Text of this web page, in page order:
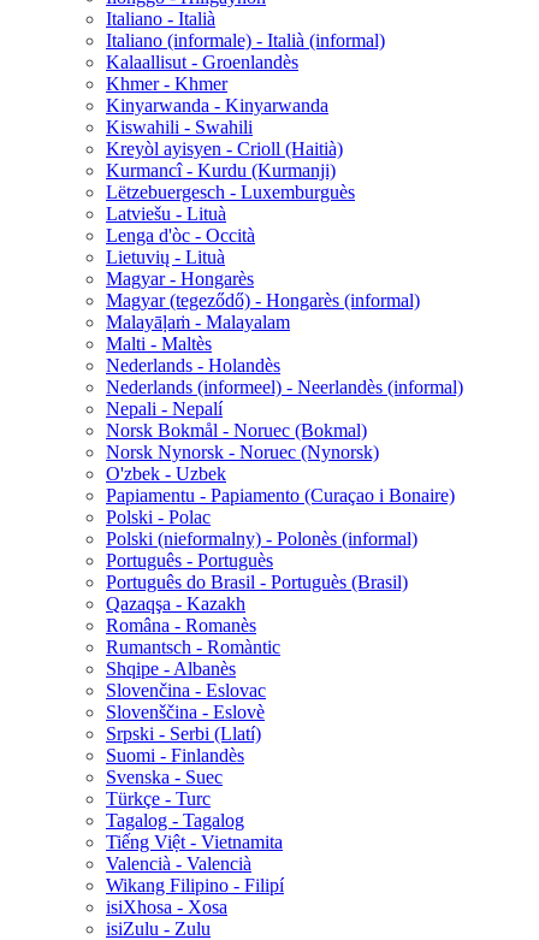
Italiano - Italià
Italiano (informale) - Italià (informal)
Kalaallisut - Groenlandès
Khmer - Khmer
Kinyarwanda - Kinyarwanda
Kiswahili - Swahili
Kreyòl ayisyen - Crioll (Haitià)
Kurmancî - Kurdu (Kurmanji)
Lëtzebuergesch - Luxemburguès
Latviešu - Lituà
Lenga d'òc - Occità
Lietuvių - Lituà
Magyar - Hongarès
Magyar (tegeződő) - Hongarès (informal)
Malayāḷaṁ - Malayalam
Malti - Maltès
Nederlands - Holandès
Nederlands (informeel) - Neerlandès (informal)
Nepali - Nepalí
Norsk Bokmål - Noruec (Bokmal)
Norsk Nynorsk - Noruec (Nynorsk)
O'zbek - Uzbek
Papiamentu - Papiamento (Curaçao i Bonaire)
Polski - Polac
Polski (nieformalny) - Polonès (informal)
Português - Portuguès
Português do Brasil - Portuguès (Brasil)
Qazaqşa - Kazakh
Româna - Romanès
Rumantsch - Romàntic
Shqipe - Albanès
Slovenčina - Eslovac
Slovenščina - Eslovè
Srpski - Serbi (Llatí)
Suomi - Finlandès
Svenska - Suec
Türkçe - Turc
Tagalog - Tagalog
Tiếng Việt - Vietnamita
Valencià - Valencià
Wikang Filipino - Filipí
isiXhosa - Xosa
isiZulu - Zulu